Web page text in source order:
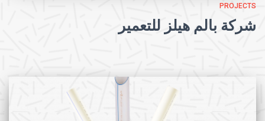
PROJECTS
شركة بالم هيلز للتعمير